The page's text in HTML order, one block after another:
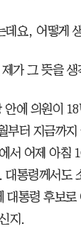
데요, 어떻게
가 그 뜻을
안에 의원이
부터 지금까
서 어제 아침
대통령께서도
대통령 후보
지.